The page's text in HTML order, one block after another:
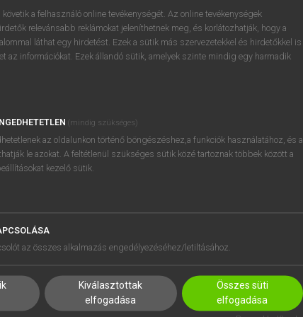
próbaverziójának elindításához
regisztrálok ésbelépek.
REGISZTRÁCIÓ
SÚGÓ
RÓLUNK
SÜTI BEÁLLÍTÁSOK
a felhasználó online tevékenységét. Az online tevékenységek
relevánsabb reklámokat jeleníthetnek meg, és korlátozhatják, hogy a
láthat egy hirdetést. Ezek a sütik más szervezetekkel és hirdetőkkel is
az információkat. Ezek állandó sütik, amelyek szinte mindig egy harmadik
(mindig szükséges)
az oldalunkon történő böngészéshez,a funkciók használatához, és a
le azokat. A feltétlenül szükséges sütik közé tartoznak többek között a
kezelő sütik.
az összes alkalmazás engedélyezéséhez/letiltásához.
Kiválasztottak
elfogadása
Összes süti
elfogadása